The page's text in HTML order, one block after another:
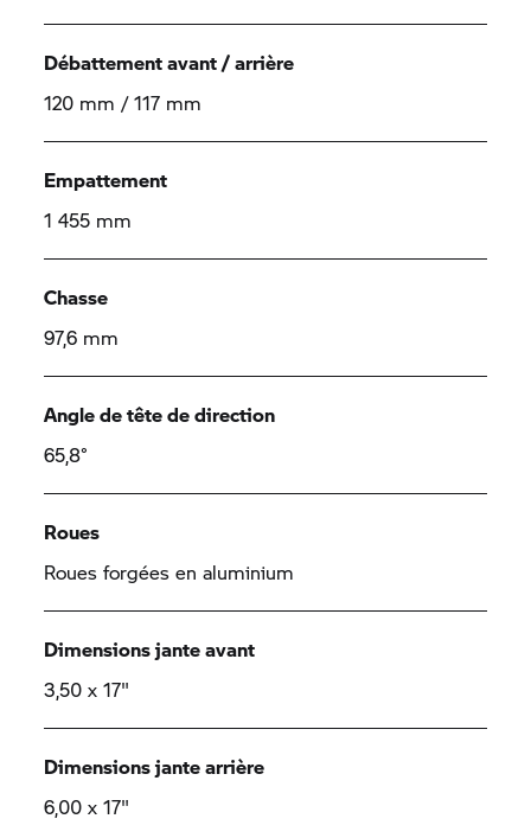
Débattement avant / arrière
120 mm / 117 mm
Empattement
1 455 mm
Chasse
97,6 mm
Angle de tête de direction
65,8°
Roues
Roues forgées en aluminium
Dimensions jante avant
3,50 x 17"
Dimensions jante arrière
6,00 x 17"